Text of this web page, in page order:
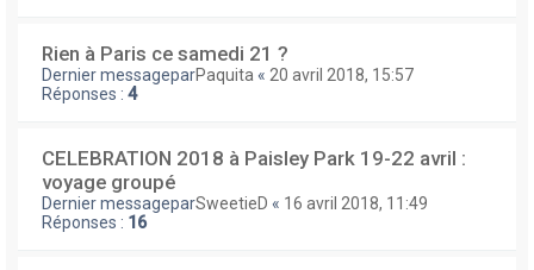
Rien à Paris ce samedi 21 ?
Dernier messageparPaquita « 20 avril 2018, 15:57
Réponses : 4
CELEBRATION 2018 à Paisley Park 19-22 avril :
voyage groupé
Dernier messageparSweetieD « 16 avril 2018, 11:49
Réponses : 16